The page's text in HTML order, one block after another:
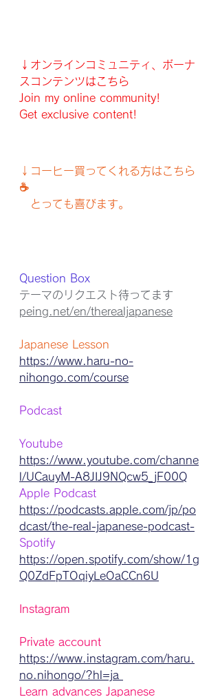
↓オンラインコミュニティ、ボーナ
スコンテンツはこちら
Join my online community!
Get exclusive content!
↓コーヒー買ってくれる方はこちら
☕️
とっても喜びます。
Question Box
テーマのリクエスト待ってます
peing.net/en/therealjapanese
Japanese Lesson
https://www.haru-no-
nihongo.com/course
Podcast
Youtube
https://www.youtube.com/channe
l/UCauyM-A8JIJ9NQcw5_jF00Q
Apple Podcast
https://podcasts.apple.com/jp/po
dcast/the-real-japanese-podcast-
Spotify
https://open.spotify.com/show/1g
Q0ZdFpTOqiyLeOaCCn6U
Instagram
Private account
https://www.instagram.com/haru.
no.nihongo/?hl=ja
Learn advances Japanese